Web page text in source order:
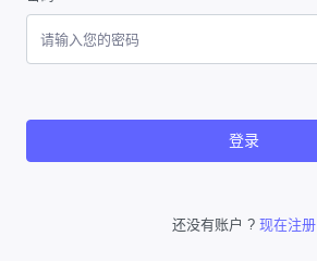
登录
还没有账户 ? 现在注册